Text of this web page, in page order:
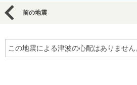
前の地震
この地震による津波の心配はありません